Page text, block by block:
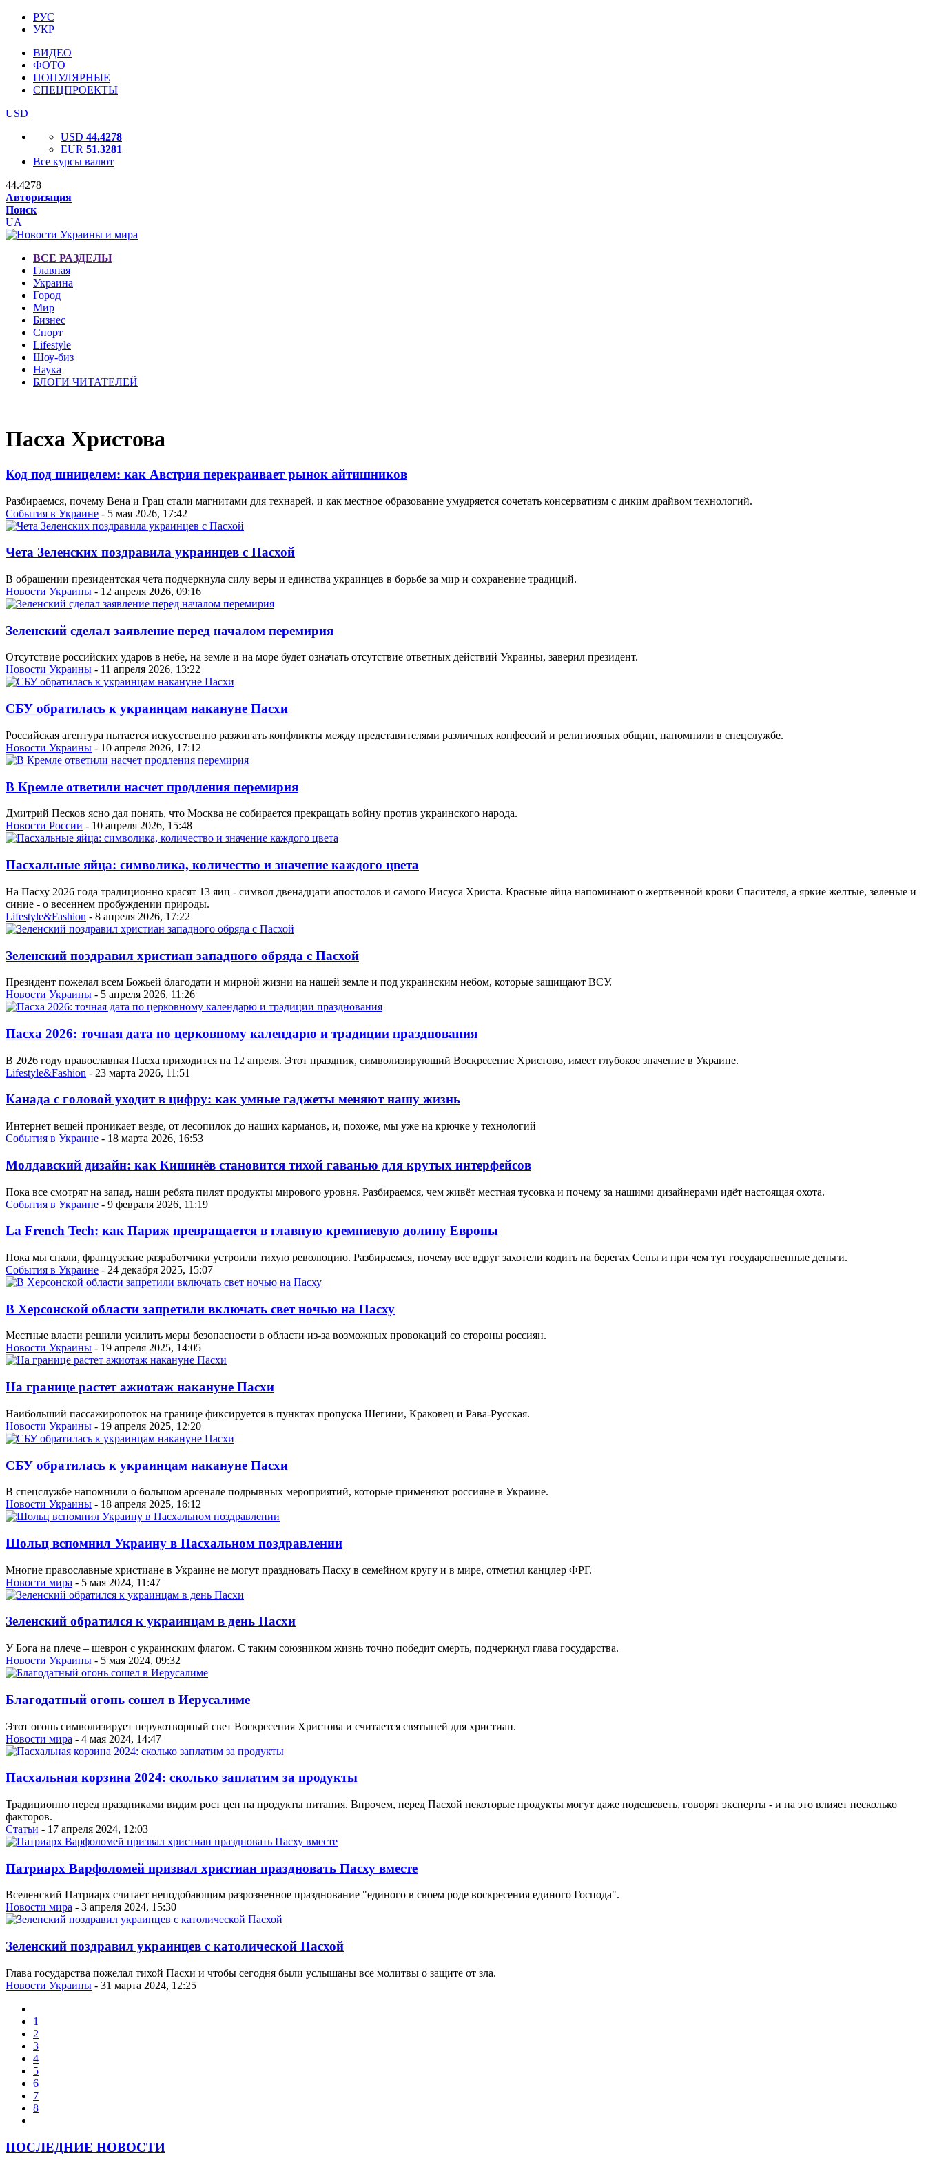
РУС
УКР
ВИДЕО
ФОТО
ПОПУЛЯРНЫЕ
СПЕЦПРОЕКТЫ
USD
USD 44.4278
EUR 51.3281
Все курсы валют
44.4278
Авторизация
Поиск
UA
ВСЕ РАЗДЕЛЫ
Главная
Украина
Город
Мир
Бизнес
Спорт
Lifestyle
Шоу-биз
Наука
БЛОГИ ЧИТАТЕЛЕЙ
Пасха Христова
Код под шницелем: как Австрия перекраивает рынок айтишников
Разбираемся, почему Вена и Грац стали магнитами для технарей, и как местное образование умудряется сочетать консерватизм с диким драйвом технологий.
События в Украине - 5 мая 2026, 17:42
Чета Зеленских поздравила украинцев с Пасхой
В обращении президентская чета подчеркнула силу веры и единства украинцев в борьбе за мир и сохранение традиций.
Новости Украины - 12 апреля 2026, 09:16
Зеленский сделал заявление перед началом перемирия
Отсутствие российских ударов в небе, на земле и на море будет означать отсутствие ответных действий Украины, заверил президент.
Новости Украины - 11 апреля 2026, 13:22
СБУ обратилась к украинцам накануне Пасхи
Российская агентура пытается искусственно разжигать конфликты между представителями различных конфессий и религиозных общин, напомнили в спецслужбе.
Новости Украины - 10 апреля 2026, 17:12
В Кремле ответили насчет продления перемирия
Дмитрий Песков ясно дал понять, что Москва не собирается прекращать войну против украинского народа.
Новости России - 10 апреля 2026, 15:48
Пасхальные яйца: символика, количество и значение каждого цвета
На Пасху 2026 года традиционно красят 13 яиц - символ двенадцати апостолов и самого Иисуса Христа. Красные яйца напоминают о жертвенной крови Спасителя, а яркие желтые, зеленые и
синие - о весеннем пробуждении природы.
Lifestyle&Fashion - 8 апреля 2026, 17:22
Зеленский поздравил христиан западного обряда с Пасхой
Президент пожелал всем Божьей благодати и мирной жизни на нашей земле и под украинским небом, которые защищают ВСУ.
Новости Украины - 5 апреля 2026, 11:26
Пасха 2026: точная дата по церковному календарю и традиции празднования
В 2026 году православная Пасха приходится на 12 апреля. Этот праздник, символизирующий Воскресение Христово, имеет глубокое значение в Украине.
Lifestyle&Fashion - 23 марта 2026, 11:51
Канада с головой уходит в цифру: как умные гаджеты меняют нашу жизнь
Интернет вещей проникает везде, от лесопилок до наших карманов, и, похоже, мы уже на крючке у технологий
События в Украине - 18 марта 2026, 16:53
Молдавский дизайн: как Кишинёв становится тихой гаванью для крутых интерфейсов
Пока все смотрят на запад, наши ребята пилят продукты мирового уровня. Разбираемся, чем живёт местная тусовка и почему за нашими дизайнерами идёт настоящая охота.
События в Украине - 9 февраля 2026, 11:19
La French Tech: как Париж превращается в главную кремниевую долину Европы
Пока мы спали, французские разработчики устроили тихую революцию. Разбираемся, почему все вдруг захотели кодить на берегах Сены и при чем тут государственные деньги.
События в Украине - 24 декабря 2025, 15:07
В Херсонской области запретили включать свет ночью на Пасху
Местные власти решили усилить меры безопасности в области из-за возможных провокаций со стороны россиян.
Новости Украины - 19 апреля 2025, 14:05
На границе растет ажиотаж накануне Пасхи
Наибольший пассажиропоток на границе фиксируется в пунктах пропуска Шегини, Краковец и Рава-Русская.
Новости Украины - 19 апреля 2025, 12:20
СБУ обратилась к украинцам накануне Пасхи
В спецслужбе напомнили о большом арсенале подрывных мероприятий, которые применяют россияне в Украине.
Новости Украины - 18 апреля 2025, 16:12
Шольц вспомнил Украину в Пасхальном поздравлении
Многие православные христиане в Украине не могут праздновать Пасху в семейном кругу и в мире, отметил канцлер ФРГ.
Новости мира - 5 мая 2024, 11:47
Зеленский обратился к украинцам в день Пасхи
У Бога на плече – шеврон с украинским флагом. С таким союзником жизнь точно победит смерть, подчеркнул глава государства.
Новости Украины - 5 мая 2024, 09:32
Благодатный огонь сошел в Иерусалиме
Этот огонь символизирует нерукотворный свет Воскресения Христова и считается святыней для христиан.
Новости мира - 4 мая 2024, 14:47
Пасхальная корзина 2024: сколько заплатим за продукты
Традиционно перед праздниками видим рост цен на продукты питания. Впрочем, перед Пасхой некоторые продукты могут даже подешеветь, говорят эксперты - и на это влияет несколько
факторов.
Статьи - 17 апреля 2024, 12:03
Патриарх Варфоломей призвал христиан праздновать Пасху вместе
Вселенский Патриарх считает неподобающим разрозненное празднование "единого в своем роде воскресения единого Господа".
Новости мира - 3 апреля 2024, 15:30
Зеленский поздравил украинцев с католической Пасхой
Глава государства пожелал тихой Пасхи и чтобы сегодня были услышаны все молитвы о защите от зла.
Новости Украины - 31 марта 2024, 12:25
1
2
3
4
5
6
7
8
ПОСЛЕДНИЕ НОВОСТИ